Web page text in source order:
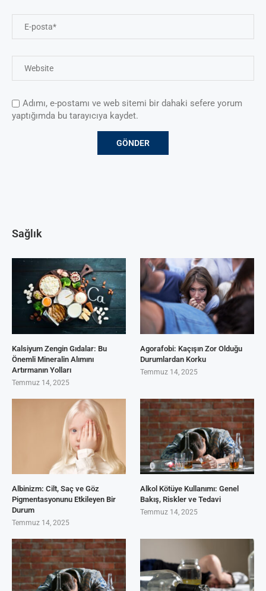
Adımı, e-postamı ve web sitemi bir dahaki sefere yorum
yaptığımda bu tarayıcıya kaydet.
Sağlık
Kalsiyum Zengin Gıdalar: Bu
Önemli Mineralin Alımını
Artırmanın Yolları
Temmuz 14, 2025
Agorafobi: Kaçışın Zor Olduğu
Durumlardan Korku
Temmuz 14, 2025
Albinizm: Cilt, Saç ve Göz
Pigmentasyonunu Etkileyen Bir
Durum
Temmuz 14, 2025
Alkol Kötüye Kullanımı: Genel
Bakış, Riskler ve Tedavi
Temmuz 14, 2025